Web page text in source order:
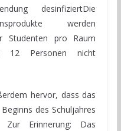
desinfiziertDie
werden
Studenten pro Raum
12 Personen nicht
hervor, dass das
des Schuljahres
Erinnerung: Das